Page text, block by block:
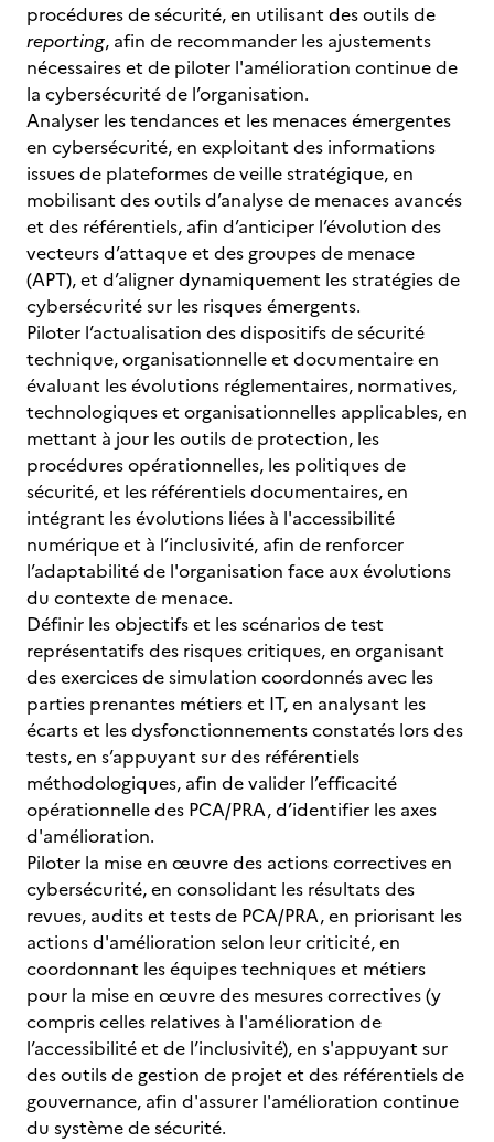
procédures de sécurité, en utilisant des outils de
reporting, afin de recommander les ajustements
nécessaires et de piloter l'amélioration continue de
la cybersécurité de l’organisation.
Analyser les tendances et les menaces émergentes
en cybersécurité, en exploitant des informations
issues de plateformes de veille stratégique, en
mobilisant des outils d’analyse de menaces avancés
et des référentiels, afin d’anticiper l’évolution des
vecteurs d’attaque et des groupes de menace
(APT), et d’aligner dynamiquement les stratégies de
cybersécurité sur les risques émergents.
Piloter l’actualisation des dispositifs de sécurité
technique, organisationnelle et documentaire en
évaluant les évolutions réglementaires, normatives,
technologiques et organisationnelles applicables, en
mettant à jour les outils de protection, les
procédures opérationnelles, les politiques de
sécurité, et les référentiels documentaires, en
intégrant les évolutions liées à l'accessibilité
numérique et à l’inclusivité, afin de renforcer
l’adaptabilité de l'organisation face aux évolutions
du contexte de menace.
Définir les objectifs et les scénarios de test
représentatifs des risques critiques, en organisant
des exercices de simulation coordonnés avec les
parties prenantes métiers et IT, en analysant les
écarts et les dysfonctionnements constatés lors des
tests, en s’appuyant sur des référentiels
méthodologiques, afin de valider l’efficacité
opérationnelle des PCA/PRA, d’identifier les axes
d'amélioration.
Piloter la mise en œuvre des actions correctives en
cybersécurité, en consolidant les résultats des
revues, audits et tests de PCA/PRA, en priorisant les
actions d'amélioration selon leur criticité, en
coordonnant les équipes techniques et métiers
pour la mise en œuvre des mesures correctives (y
compris celles relatives à l'amélioration de
l’accessibilité et de l’inclusivité), en s'appuyant sur
des outils de gestion de projet et des référentiels de
gouvernance, afin d'assurer l'amélioration continue
du système de sécurité.